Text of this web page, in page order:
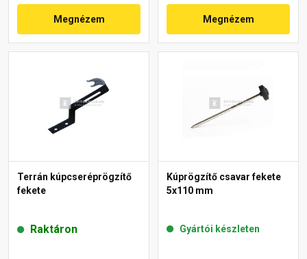
Megnézem Megnézem
Terrán kúpcseréprögzítő
fekete
Raktáron
Kúprögzítő csavar fekete
5x110 mm
Gyártói készleten